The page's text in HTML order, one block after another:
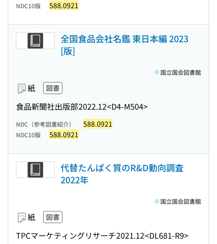
NDC10版 588.0921
全国食品会社名鑑 東日本編 2023
[版]
紙 図書
食品新聞社出版部2022.12<D4-M504>
国立国会図書館
NDC（参考図書紹介） 588.0921
NDC10版 588.0921
代替たんぱく質のR&D動向調査
2022年
紙 図書
TPCマーケティングリサーチ2021.12<DL681-R9>
国立国会図書館